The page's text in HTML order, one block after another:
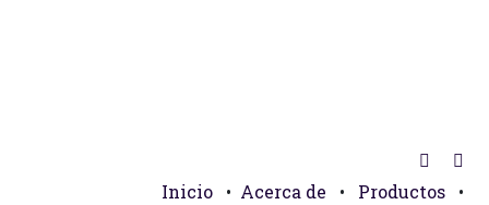
Inicio • Acerca de • Productos
•